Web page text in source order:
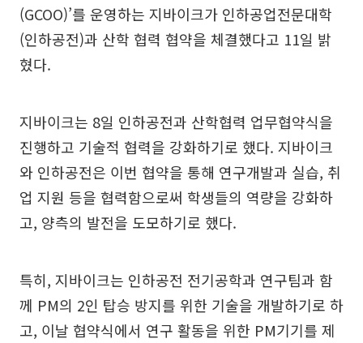
(GCOO)’를 운영하는 지바이크가 인하공업전문대학
(인하공전)과 산학 협력 협약을 체결했다고 11일 밝
혔다.
지바이크는 8일 인하공전과 산학협력 업무협약식을
진행하고 기술적 협력을 강화하기로 했다. 지바이크
와 인하공전은 이번 협약을 통해 연구개발과 실습, 취
업 지원 등을 협력함으로써 학생들의 역량을 강화하
고, 양측의 발전을 도모하기로 했다.
특히, 지바이크는 인하공전 전기공학과 연구팀과 함
께 PM의 2인 탑승 방지를 위한 기술을 개발하기로 하
고, 이날 협약식에서 연구 활동을 위한 PM기기를 제